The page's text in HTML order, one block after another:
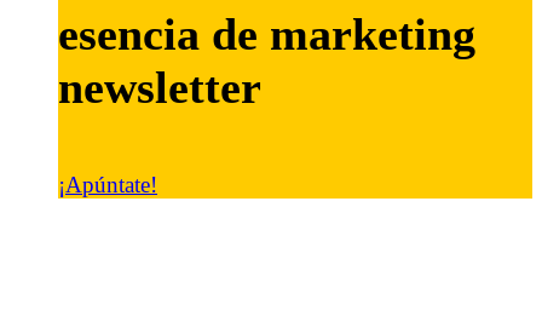
esencia de marketing
newsletter
¡Apúntate!